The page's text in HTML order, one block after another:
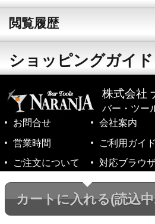
カートに入れる(読込
閲覧履歴
ショッピングガイド
株式会社
バー・ツー
お問合せ
会社案内
営業時間
ご利用ガイド
ご注文について
対応ブラウ
©1999-2026 NARANJA Inc.